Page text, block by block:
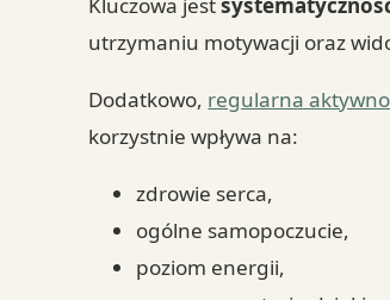
utrzymaniu motywacji oraz
Dodatkowo, regularna
korzystnie wpływa na:
zdrowie serca,
ogólne samopoczucie,
poziom energii,